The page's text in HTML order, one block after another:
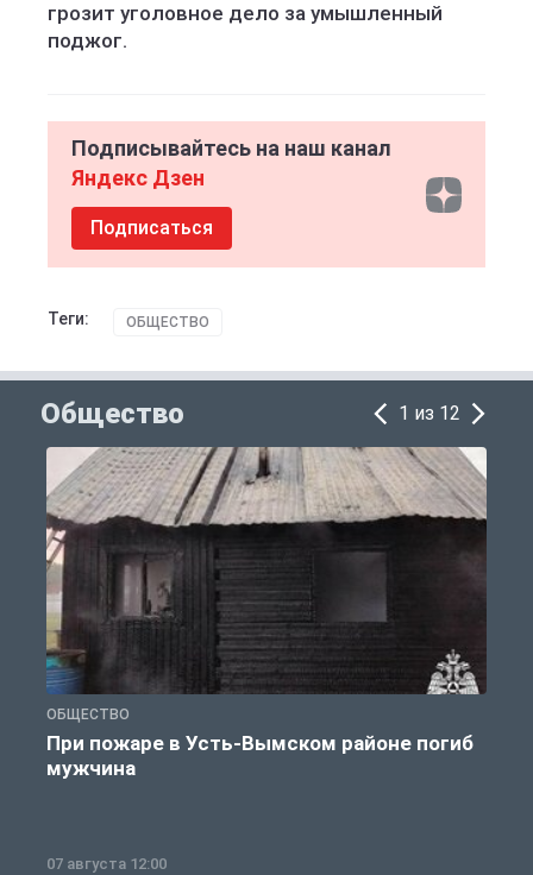
грозит уголовное дело за умышленный
поджог.
Подписывайтесь на наш канал
Яндекс Дзен
Подписаться
Теги: ОБЩЕСТВО
Общество 1 из 12
ОБЩЕСТВО
При пожаре в Усть-Вымском районе погиб
мужчина
07 августа 12:00